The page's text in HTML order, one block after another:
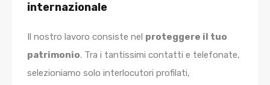
internazionale
Il nostro lavoro consiste nel proteggere il tuo
patrimonio. Tra i tantissimi contatti e telefonate,
selezioniamo solo interlocutori profilati,